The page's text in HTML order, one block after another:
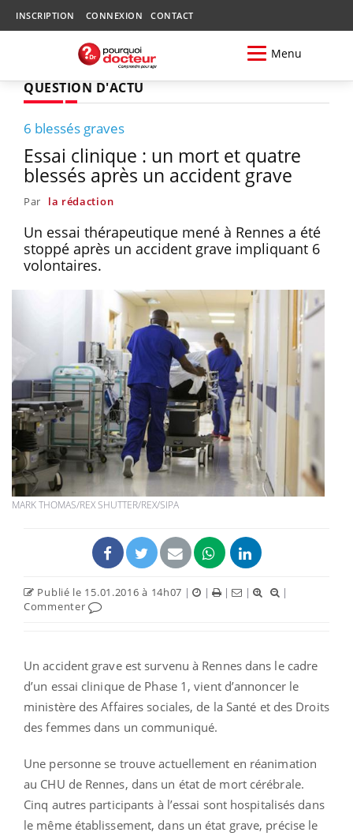
INSCRIPTION CONNEXION CONTACT
Menu
QUESTION D'ACTU
6 blessés graves
Essai clinique : un mort et quatre
blessés après un accident grave
Par la rédaction
Un essai thérapeutique mené à Rennes a été
stoppé après un accident grave impliquant 6
volontaires.
MARK THOMAS/REX SHUTTER/REX/SIPA
Publié le 15.01.2016 à 14h07 | | | |
|
Commenter
Un accident grave est survenu à Rennes dans le cadre
d’un essai clinique de Phase 1, vient d’annoncer le
ministère des Affaires sociales, de la Santé et des Droits
des femmes dans un communiqué.
Une personne se trouve actuellement en réanimation
au CHU de Rennes, dans un état de mort cérébrale.
Cinq autres participants à l’essai sont hospitalisés dans
le même établissement, dans un état grave, précise le